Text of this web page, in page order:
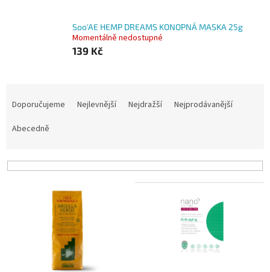
Soo'AE HEMP DREAMS KONOPNÁ MASKA 25g
Momentálně nedostupné
139 Kč
p
Doporučujeme Nejlevnější Nejdražší
Nejprodávanější
Abecedně